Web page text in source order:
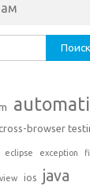
browser
eclipse exception
ios java